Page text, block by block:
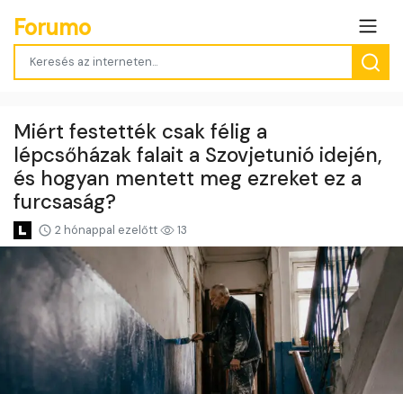
Forumo
Miért festették csak félig a
lépcsőházak falait a Szovjetunió idején,
és hogyan mentett meg ezreket ez a
furcsaság?
2 hónappal ezelőtt 13